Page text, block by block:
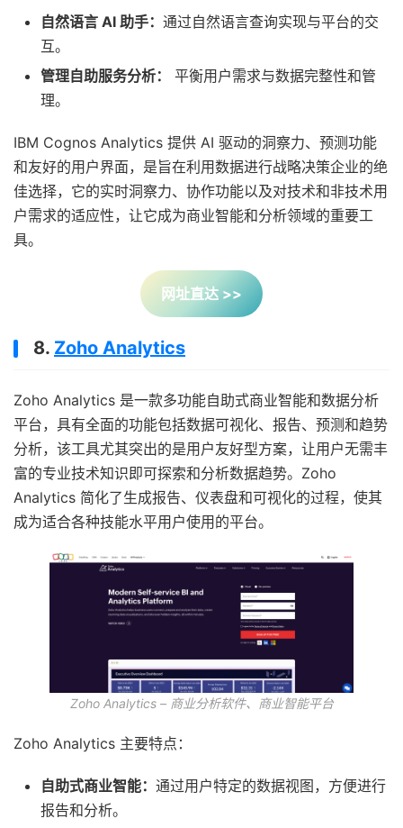
自然语言 AI 助手： 通过自然语言查询实现与平台的交
互。
管理自助服务分析：
平衡用户需求与数据完整性和管
理。
IBM Cognos Analytics 提供 AI 驱动的洞察力、预测功能
和友好的用户界面，是旨在利用数据进行战略决策企业的绝
佳选择，它的实时洞察力、协作功能以及对技术和非技术用
户需求的适应性，让它成为商业智能和分析领域的重要工
具。
网址直达 >>
8. Zoho Analytics
Zoho Analytics 是一款多功能自助式商业智能和数据分析
平台，具有全面的功能包括数据可视化、报告、预测和趋势
分析，该工具尤其突出的是用户友好型方案，让用户无需丰
富的专业技术知识即可探索和分析数据趋势。Zoho
Analytics 简化了生成报告、仪表盘和可视化的过程，使其
成为适合各种技能水平用户使用的平台。
Zoho Analytics – 商业分析软件、商业智能平台
Zoho Analytics 主要特点：
自助式商业智能： 通过用户特定的数据视图，方便进行
报告和分析。